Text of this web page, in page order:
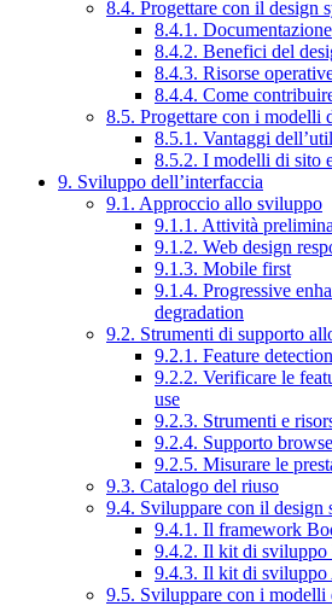
8.4. Progettare con il design
8.4.1. Documentazione
8.4.2. Benefici del
8.4.3. Risorse
8.4.4. Come
8.5. Progettare con i modelli
8.5.1. Vantaggi
8.5.2. I modelli di sito
9. Sviluppo dell’interfaccia
9.1. Approccio allo sviluppo
9.1.1. Attività
9.1.2. Web design
9.1.3. Mobile first
9.1.4. Progressive
degradation
9.2. Strumenti di supporto
9.2.1. Feature detection
9.2.2. Verificare le
use
9.2.3. Strumenti e
9.2.4. Supporto
9.2.5. Misurare le
9.3. Catalogo del riuso
9.4. Sviluppare con il design
9.4.1. Il framework
9.4.2. Il kit di sviluppo
9.4.3. Il kit di sviluppo
9.5. Sviluppare con i modelli